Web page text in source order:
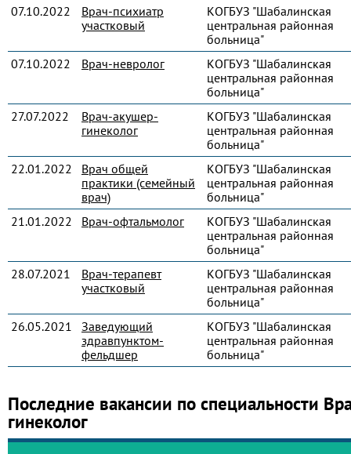
07.10.2022
Врач-психиатр
участковый
КОГБУЗ "Шабалинская
центральная районная
больница"
07.10.2022
Врач-невролог
КОГБУЗ "Шабалинская
центральная районная
больница"
27.07.2022
Врач-акушер-
гинеколог
КОГБУЗ "Шабалинская
центральная районная
больница"
22.01.2022
Врач общей
практики (семейный
врач)
КОГБУЗ "Шабалинская
центральная районная
больница"
21.01.2022
Врач-офтальмолог
КОГБУЗ "Шабалинская
центральная районная
больница"
28.07.2021
Врач-терапевт
участковый
КОГБУЗ "Шабалинская
центральная районная
больница"
26.05.2021
Заведующий
здравпунктом-
фельдшер
КОГБУЗ "Шабалинская
центральная районная
больница"
Последние вакансии по специальности
гинеколог